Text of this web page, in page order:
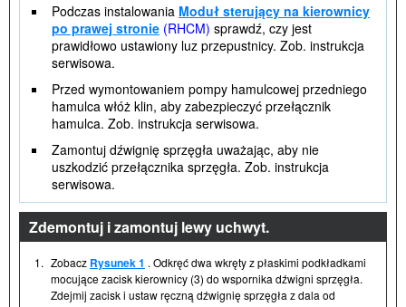
Podczas instalowania Moduł sterujący na kierownicy
po prawej stronie (RHCM) sprawdź, czy jest
prawidłowo ustawiony luz przepustnicy. Zob. instrukcja
serwisowa.
Przed wymontowaniem pompy hamulcowej przedniego
hamulca włóż klin, aby zabezpieczyć przełącznik
hamulca. Zob. instrukcja serwisowa.
Zamontuj dźwignię sprzęgła uważając, aby nie
uszkodzić przełącznika sprzęgła. Zob. instrukcja
serwisowa.
Zdemontuj i zamontuj lewy uchwyt.
1. Zobacz Rysunek 1 . Odkręć dwa wkręty z płaskimi podkładkami
mocujące zacisk kierownicy (3) do wspornika dźwigni sprzęgła.
Zdejmij zacisk i ustaw ręczną dźwignię sprzęgła z dala od